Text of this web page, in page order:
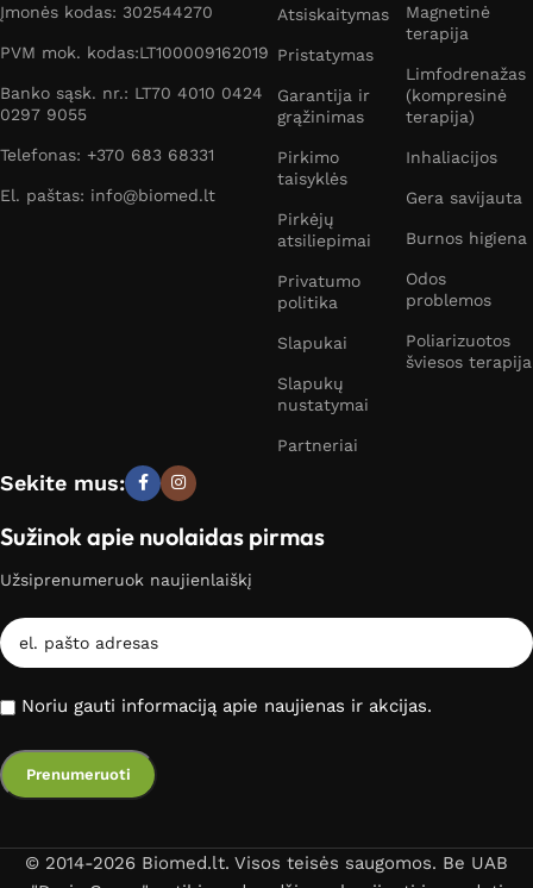
Įmonės kodas: 302544270
PVM mok. kodas:LT100009162019
Banko sąsk. nr.: LT70 4010 0424
0297 9055
Telefonas: +370 683 68331
El. paštas: info@biomed.lt
Atsiskaitymas
Pristatymas
Garantija ir
grąžinimas
Pirkimo
taisyklės
Pirkėjų
atsiliepimai
Privatumo
politika
Slapukai
Slapukų
nustatymai
Partneriai
Magnetinė
terapija
Limfodrenažas
(kompresinė
terapija)
Inhaliacijos
Gera savijauta
Burnos higiena
Odos
problemos
Poliarizuotos
šviesos terapija
Sekite mus:
Sužinok apie nuolaidas pirmas
Užsiprenumeruok naujienlaiškį
Noriu gauti informaciją apie naujienas ir akcijas.
© 2014-2026 Biomed.lt. Visos teisės saugomos. Be UAB